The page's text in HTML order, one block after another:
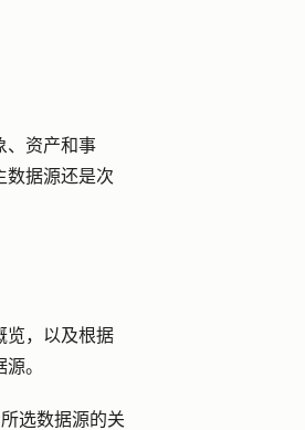
、资产和事
数据源还是次
览，以及根据
。
选数据源的关